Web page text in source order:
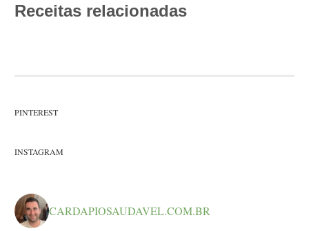
Receitas relacionadas
PINTEREST
INSTAGRAM
CARDAPIOSAUDAVEL.COM.BR